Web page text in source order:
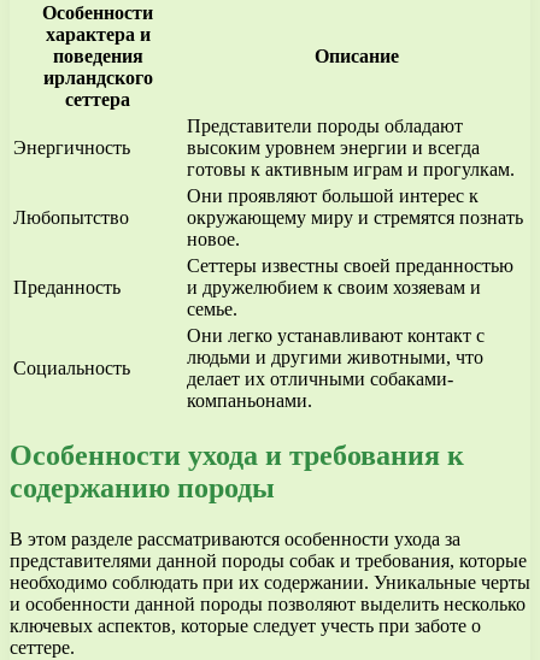
Особенности
характера и
поведения
ирландского
сеттера
Описание
Энергичность
Представители породы обладают
высоким уровнем энергии и всегда
готовы к активным играм и прогулкам.
Любопытство
Они проявляют большой интерес к
окружающему миру и стремятся познать
новое.
Преданность
Сеттеры известны своей преданностью
и дружелюбием к своим хозяевам и
семье.
Социальность
Они легко устанавливают контакт с
людьми и другими животными, что
делает их отличными собаками-
компаньонами.
Особенности ухода и требования к
содержанию породы
В этом разделе рассматриваются особенности ухода за
представителями данной породы собак и требования, которые
необходимо соблюдать при их содержании. Уникальные черты
и особенности данной породы позволяют выделить несколько
ключевых аспектов, которые следует учесть при заботе о
сеттере.